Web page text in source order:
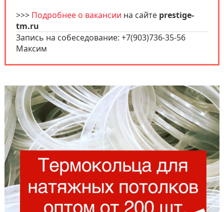
>>> Подробнее о вакансии на сайте prestige-
tm.ru
Запись на собеседование: +7(903)736-35-56
Максим